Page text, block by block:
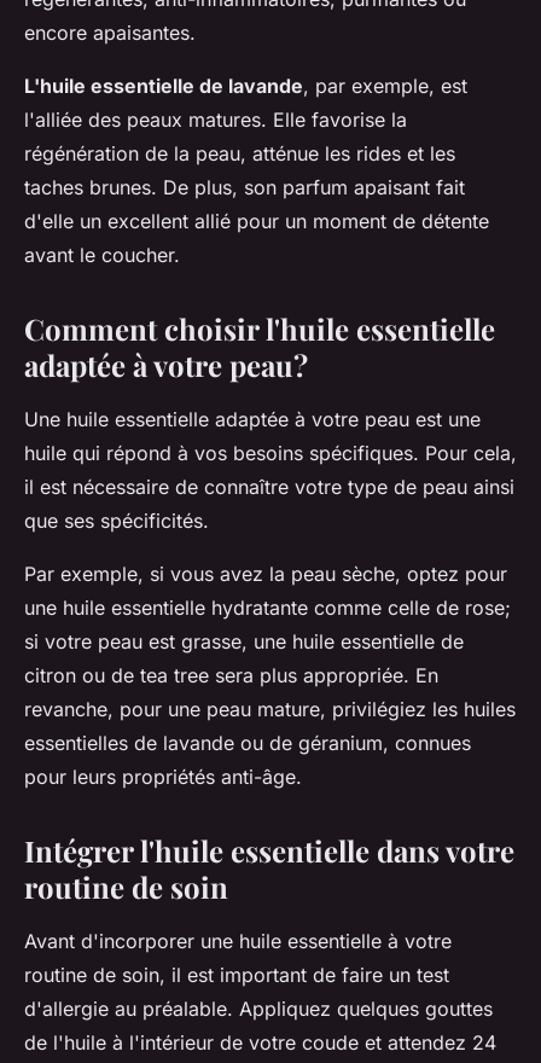
encore apaisantes.
L'huile essentielle de lavande, par exemple, est
l'alliée des peaux matures. Elle favorise la
régénération de la peau, atténue les rides et les
taches brunes. De plus, son parfum apaisant fait
d'elle un excellent allié pour un moment de détente
avant le coucher.
Comment choisir l'huile essentielle
adaptée à votre peau?
Une huile essentielle adaptée à votre peau est une
huile qui répond à vos besoins spécifiques. Pour cela,
il est nécessaire de connaître votre type de peau ainsi
que ses spécificités.
Par exemple, si vous avez la peau sèche, optez pour
une huile essentielle hydratante comme celle de rose;
si votre peau est grasse, une huile essentielle de
citron ou de tea tree sera plus appropriée. En
revanche, pour une peau mature, privilégiez les huiles
essentielles de lavande ou de géranium, connues
pour leurs propriétés anti-âge.
Intégrer l'huile essentielle dans votre
routine de soin
Avant d'incorporer une huile essentielle à votre
routine de soin, il est important de faire un test
d'allergie au préalable. Appliquez quelques gouttes
de l'huile à l'intérieur de votre coude et attendez 24